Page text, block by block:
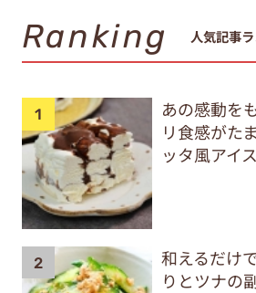
Ranking 人気記事
あの感動を
リ食感がた
ッタ風アイ
和えるだけ
りとツナの